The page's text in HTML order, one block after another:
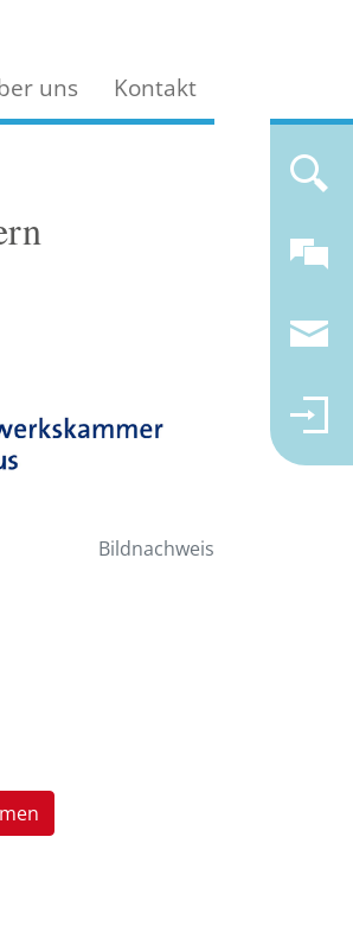
uns Kontakt
Bildnachweis